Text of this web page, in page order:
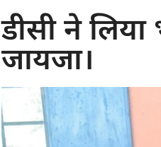
डीसी ने
जायजा।